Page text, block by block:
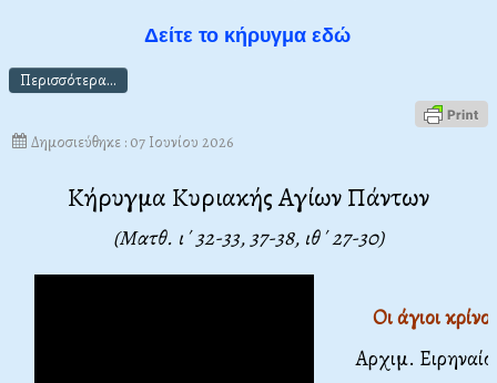
Δείτε το κήρυγμα εδώ
Περισσότερα...
Δημοσιεύθηκε : 07 Ιουνίου 2026
Κήρυγμα Κυριακής Αγίων Πάντων
(Ματθ. ι΄ 32-33, 37-38, ιθ΄ 27-30)
Οι άγιοι
Αρχιμ.